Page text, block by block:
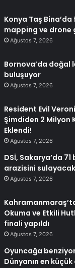
Konya Taş
mapping ve drone
Ağustos 7, 2026
Bornova’da doğal
buluşuyor
Ağustos 7, 2026
Resident Evil
Şimdiden 2 Milyon
Eklendi!
Ağustos 7, 2026
DSİ, Sakarya’da
arazisini sulayacak
Ağustos 7, 2026
Okuma ve Etkili
finali yapıldı
Ağustos 7, 2026
Oyuncağa
Dünyanın en